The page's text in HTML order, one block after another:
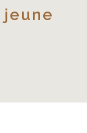
jeune